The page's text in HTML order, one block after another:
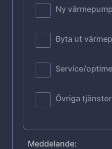
Ny värmepump
Byta ut
Service/
Övriga tjänster
Meddelande: